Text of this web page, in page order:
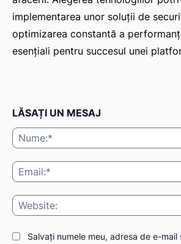
implementarea unor soluții de
optimizarea constantă a
esențiali pentru succesul unei
LĂSAȚI UN MESAJ
Salvați numele meu, adresa de e-